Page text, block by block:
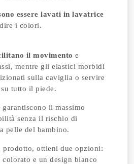
essere lavati in lavatrice
i colori.
il movimentoe
mentre gli elastici morbidi
sulla caviglia o servire
tutto il piede.
il massimo
senza il rischio di
pelle del bambino.
prodotto, ottieni due opzioni:
e un design bianco